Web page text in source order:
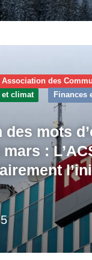
Association des
climat
Finances
des mots
: